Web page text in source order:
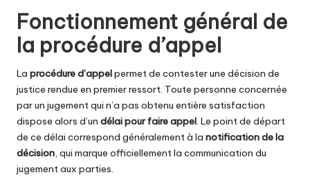
Fonctionnement général de
la procédure d’appel
La procédure d’appelpermet de contester une décision de
justice rendue en premier ressort. Toute personne concernée
par un jugement qui n’a pas obtenu entière satisfaction
dispose alors d’un délai pour faire appel. Le point de départ
de ce délai correspond généralement à la notification de la
décision, qui marque officiellement la communication du
jugement aux parties.